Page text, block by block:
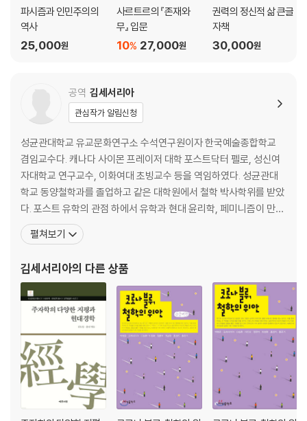
파시즘과 인민주의의
역사
25,000원
사르트르의 『존재와
무』 입문
27,000원
10%
권력의 정신적 삶 큰글
자책
30,000원
공역 김세서리아
관심작가 알림신청
성균관대학교 유교문화연구소 수석연구원이자 한국예술종합학교
겸임교수다. 캐나다 사이몬 프레이저 대학 포스트닥터 펠로, 성신여
자대학교 연구교수, 이화여대 초빙교수 등을 역임하였다. 성균관대
학교 동양철학과를 졸업하고 같은 대학원에서 철학 박사학위를 받았
다. 포스트 유학의 관점 하에서 유학과 현대 윤리학, 페미니즘이 만날
수 있는 지점을 모색하는 연구를 하고 있다. 저서로는 『신사임당, 하
이테크놀로지를 만나다』(2014), 『공자, 페미니즘을 상상하다』(201
신적 삶』(2019), 『여성주의 철학』(2005) 등이
펼쳐보기
김세서리아의 다른 상품